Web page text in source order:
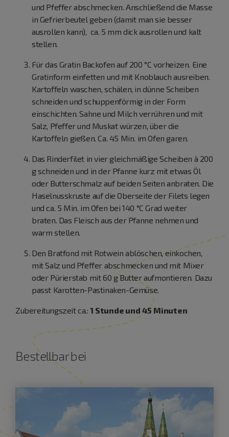
und Pfeffer abschmecken. Anschließend die Masse
in Gefrierbeutel geben (damit man sie besser
ausrollen kann), ca. 5 mm dick ausrollen und kalt
stellen.
Für das Gratin Backofen auf 200 °C vorheizen. Eine
Gratinform einfetten und mit Knoblauch ausreiben.
Kartoffeln waschen, schälen, in dünne Scheiben
schneiden und schuppenförmig in der Form
einschichten. Sahne und Milch verrühren und mit
Salz, Pfeffer und Muskat würzen, über die
Kartoffeln gießen. Ca. 45 Min. im Ofen garen.
Das Rinderfilet in vier gleichmäßige Scheiben à 200
g schneiden und in der Pfanne kurz mit etwas Öl
oder Butterschmalz auf beiden Seiten anbraten. Die
Haselnusskruste auf die Oberseite der Filets legen
und ca. 5 Min. im Ofen bei 140 °C Grad weiter
braten. Das Fleisch aus der Pfanne nehmen und
warm stellen.
Den Bratfond mit Rotwein ablöschen, einkochen,
mit Salz und Pfeffer abschmecken und mit Mixer
oder Pürierstab mit 60 g Butter aufmontieren. Dazu
passt Karotten-Pastinaken-Gemüse.
Zubereitungszeit ca.:1 Stunde und 45 Minuten
Bestellbar bei